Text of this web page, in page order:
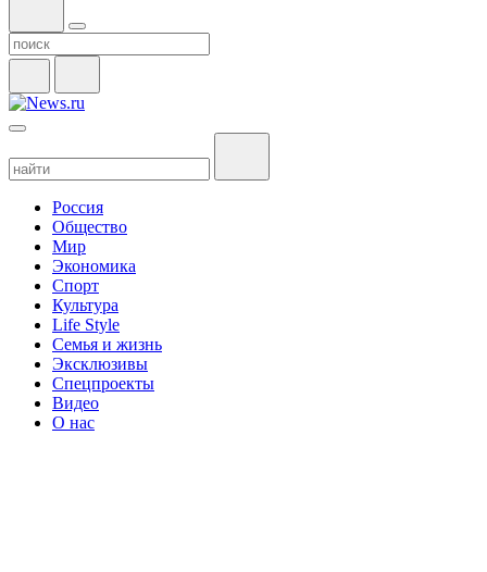
Россия
Общество
Мир
Экономика
Спорт
Культура
Life Style
Семья и жизнь
Эксклюзивы
Спецпроекты
Видео
О нас